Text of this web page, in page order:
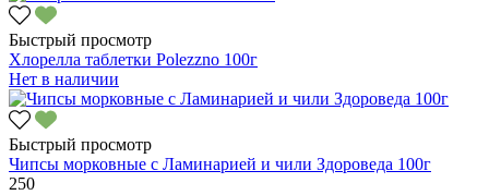
Быстрый просмотр
Хлорелла таблетки Polezzno 100г
Нет в наличии
Быстрый просмотр
Чипсы морковные с Ламинарией и чили Здороведа 100г
250